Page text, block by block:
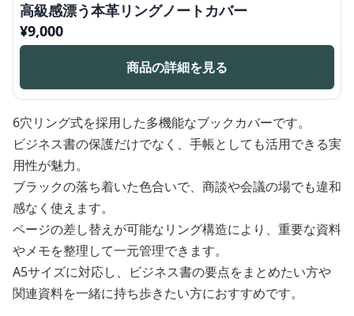
高級感漂う本革リングノートカバー
¥9,000
商品の詳細を見る
6穴リング式を採用した多機能なブックカバーです。
ビジネス書の保護だけでなく、手帳としても活用できる実
用性が魅力。
ブラックの落ち着いた色合いで、商談や会議の場でも違和
感なく使えます。
ページの差し替えが可能なリング構造により、重要な資料
やメモを整理して一元管理できます。
A5サイズに対応し、ビジネス書の要点をまとめたい方や
関連資料を一緒に持ち歩きたい方におすすめです。